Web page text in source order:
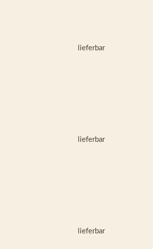
lieferbar
lieferbar
lieferbar